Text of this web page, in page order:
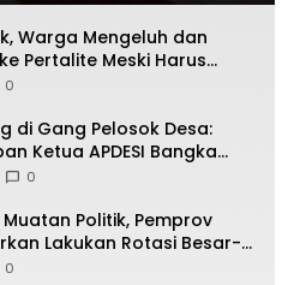
Warga Mengeluh dan
Pertalite Meski Harus
0
di Gang Pelosok Desa:
Ketua APDESI Bangka
Babel
0
Politik, Pemprov
Lakukan Rotasi Besar-
0